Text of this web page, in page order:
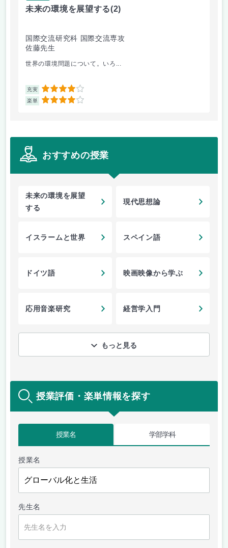
未来の環境を展望する(2)
国際交流研究科 国際交流専攻
佐藤先生
世界の環境問題について。いろ...
充実 4
楽単 4
おすすめの授業
未来の環境を展望
する
現代思想論
イスラームと世界 スペイン語
ドイツ語 映画映像から学ぶ
応用音楽研究 経営学入門
もっと見る
授業評価・楽単情報を探す
授業名 学部学科
授業名
先生名